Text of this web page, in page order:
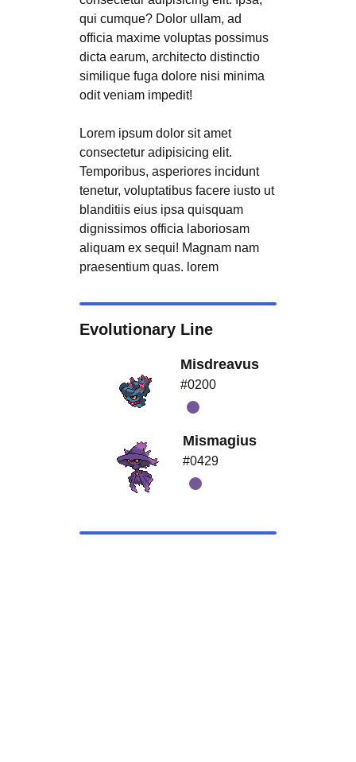
qui cumque? Dolor ullam, ad
officia maxime voluptas possimus
dicta earum, architecto distinctio
similique fuga dolore nisi minima
odit veniam impedit!
Lorem ipsum dolor sit amet
consectetur adipisicing elit.
Temporibus, asperiores incidunt
tenetur, voluptatibus facere iusto ut
blanditiis eius ipsa quisquam
dignissimos officia laboriosam
aliquam ex sequi! Magnam nam
praesentium quas. lorem
Evolutionary Line
Misdreavus
#0200
Mismagius
#0429